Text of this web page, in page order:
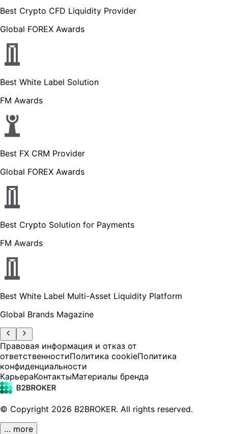
Best Crypto CFD Liquidity Provider
Global FOREX Awards
Best White Label Solution
FM Awards
Best FX CRM Provider
Global FOREX Awards
Best Crypto Solution for Payments
FM Awards
Best White Label Multi-Asset Liquidity Platform
Global Brands Magazine
Правовая информация и отказ от
ответственностиПолитика cookieПолитика
конфиденциальности
КарьераКонтактыМатериалы бренда
© Copyright 2026 B2BROKER. All rights reserved.
… more